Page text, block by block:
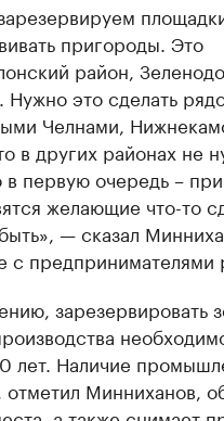
пригороды. Это
район,
Нужно это сделать
Челнами,
в других районах не
в первую очередь –
желающие что-то
— сказал
с предпринимателями
зарезервировать
лет. Наличие
Минниханов,